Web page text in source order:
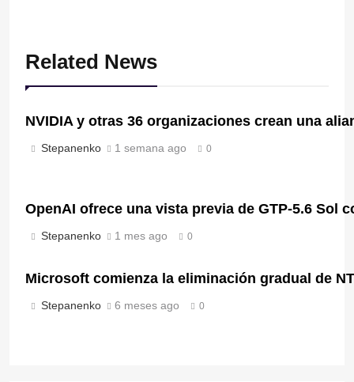
Related News
NVIDIA y otras 36 organizaciones crean una
Stepanenko 1 semana ago 0
OpenAI ofrece una vista previa de GTP-5.6
Stepanenko 1 mes ago 0
Microsoft comienza la eliminación gradual de
Stepanenko 6 meses ago 0